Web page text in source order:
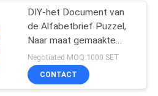
44
DIY-het Document van
de Alfabetbrief Puzzel,
Naar maat gemaakte
Raadsels voor Jonge
geitjes
Negotiated MOQ:1000 SET
CONTACT